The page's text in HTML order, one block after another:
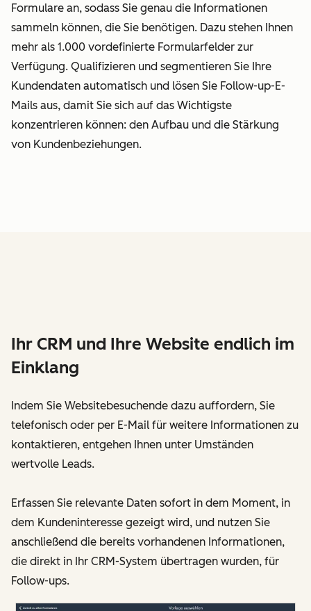
Formulare an, sodass Sie genau die Informationen
sammeln können, die Sie benötigen. Dazu stehen Ihnen
mehr als 1.000 vordefinierte Formularfelder zur
Verfügung. Qualifizieren und segmentieren Sie Ihre
Kundendaten automatisch und lösen Sie Follow-up-E-
Mails aus, damit Sie sich auf das Wichtigste
konzentrieren können: den Aufbau und die Stärkung
von Kundenbeziehungen.
Ihr CRM und Ihre Website endlich im
Einklang
Indem Sie Websitebesuchende dazu auffordern, Sie
telefonisch oder per E-Mail für weitere Informationen zu
kontaktieren, entgehen Ihnen unter Umständen
wertvolle Leads.
Erfassen Sie relevante Daten sofort in dem Moment, in
dem Kundeninteresse gezeigt wird, und nutzen Sie
anschließend die bereits vorhandenen Informationen,
die direkt in Ihr CRM-System übertragen wurden, für
Follow-ups.